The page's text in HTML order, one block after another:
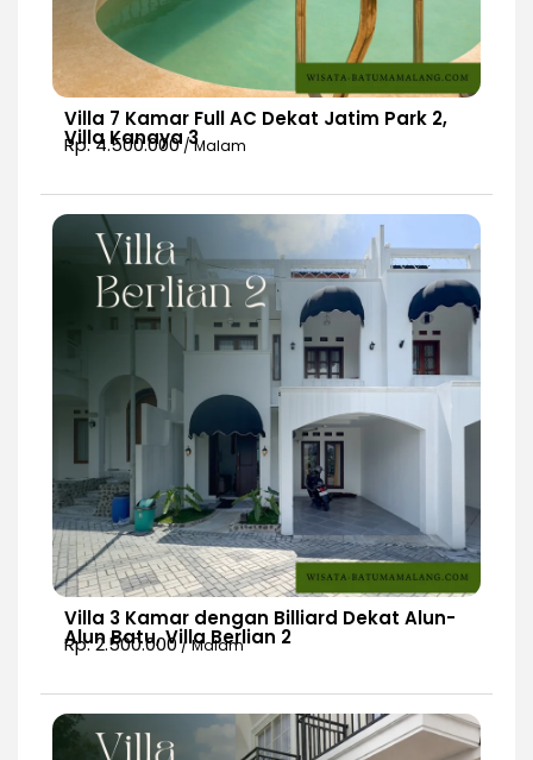
Villa 7 Kamar Full AC Dekat Jatim Park 2,
Villa Kanaya 3
Rp. 4.500.000/ Malam
Villa 3 Kamar dengan Billiard Dekat Alun-
Alun Batu, Villa Berlian 2
Rp. 2.500.000/ Malam